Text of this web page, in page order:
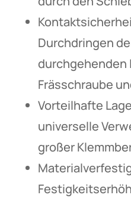
Durchdringen
durchgehenden
Frässchraube
Vorteilhafte
universelle
großer